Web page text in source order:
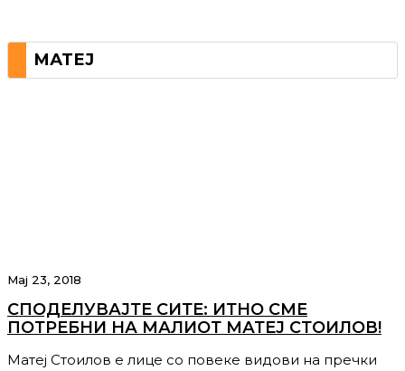
МАТЕЈ
Мај 23, 2018
СПОДЕЛУВАЈТЕ СИТE: ИТНО СМЕ
ПОТРЕБНИ НА МАЛИОТ МАТЕЈ СТОИЛОВ!
Матеј Стоилов е лице со повеке видови на пречки